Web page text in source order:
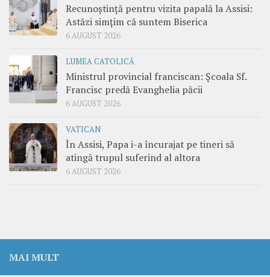
Recunoștință pentru vizita papală la Assisi:
Astăzi simțim că suntem Biserica
6 AUGUST 2026
LUMEA CATOLICĂ
Ministrul provincial franciscan: Școala Sf.
Francisc predă Evanghelia păcii
6 AUGUST 2026
VATICAN
În Assisi, Papa i-a încurajat pe tineri să
atingă trupul suferind al altora
6 AUGUST 2026
MAI MULT